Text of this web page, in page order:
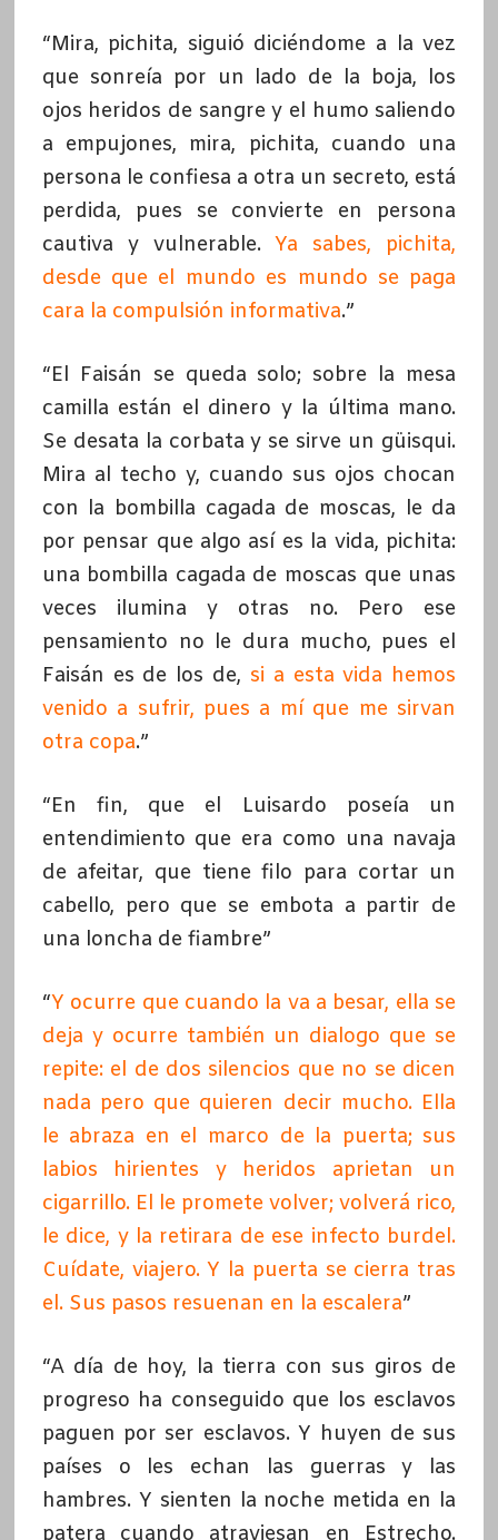
“Mira, pichita, siguió diciéndome a la vez
que sonreía por un lado de la boja, los
ojos heridos de sangre y el humo saliendo
a empujones, mira, pichita, cuando una
persona le confiesa a otra un secreto, está
perdida, pues se convierte en persona
cautiva y vulnerable.Ya sabes, pichita,
desde que el mundo es mundo se paga
cara la compulsión informativa.”
“El Faisán se queda solo; sobre la mesa
camilla están el dinero y la última mano.
Se desata la corbata y se sirve un güisqui.
Mira al techo y, cuando sus ojos chocan
con la bombilla cagada de moscas, le da
por pensar que algo así es la vida, pichita:
una bombilla cagada de moscas que unas
veces ilumina y otras no. Pero ese
pensamiento no le dura mucho, pues el
Faisán es de los de, si a esta vida hemos
venido a sufrir, pues a mí que me sirvan
otra copa.”
“En fin, que el Luisardo poseía un
entendimiento que era como una navaja
de afeitar, que tiene filo para cortar un
cabello, pero que se embota a partir de
una loncha de fiambre”
“Y ocurre que cuando la va a besar, ella se
deja y ocurre también un dialogo que se
repite: el de dos silencios que no se dicen
nada pero que quieren decir mucho. Ella
le abraza en el marco de la puerta; sus
labios hirientes y heridos aprietan un
cigarrillo. El le promete volver; volverá rico,
le dice, y la retirara de ese infecto burdel.
Cuídate, viajero. Y la puerta se cierra tras
el. Sus pasos resuenan en la escalera”
“A día de hoy, la tierra con sus giros de
progreso ha conseguido que los esclavos
paguen por ser esclavos. Y huyen de sus
países o les echan las guerras y las
hambres. Y sienten la noche metida en la
patera cuando atraviesan en Estrecho.